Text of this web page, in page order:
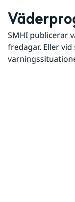
SMHI publicerar
fredagar. Eller